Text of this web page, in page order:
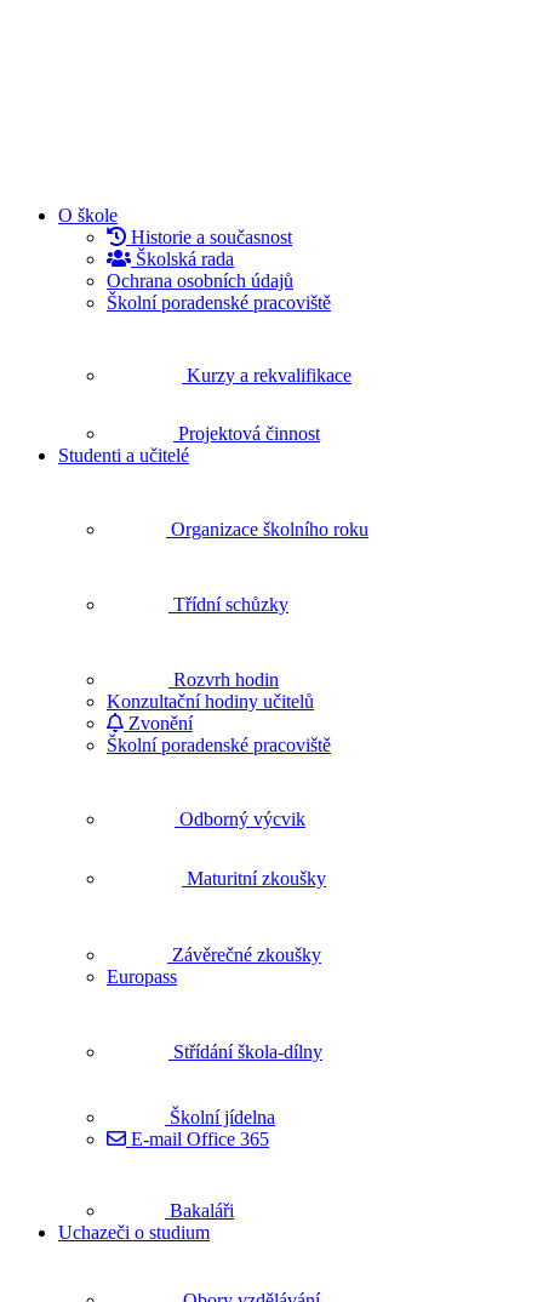
O škole
Historie a současnost
Školská rada
Ochrana osobních údajů
Školní poradenské pracoviště
Kurzy a rekvalifikace
Projektová činnost
Studenti a učitelé
Organizace školního roku
Třídní schůzky
Rozvrh hodin
Konzultační hodiny učitelů
Zvonění
Školní poradenské pracoviště
Odborný výcvik
Maturitní zkoušky
Závěrečné zkoušky
Europass
Střídání škola-dílny
Školní jídelna
E-mail Office 365
Bakaláři
Uchazeči o studium